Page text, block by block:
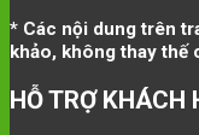
* Các nội dung trên
khảo, không thay thế
HỖ TRỢ KHÁCH